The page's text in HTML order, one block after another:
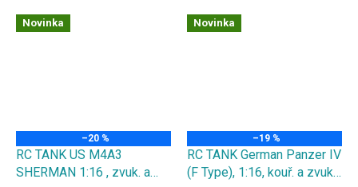
Novinka
–20 %
RC TANK US M4A3
SHERMAN 1:16 , zvuk. a
Novinka
–19 %
RC TANK German Panzer IV
(F Type), 1:16, kouř. a zvuk.